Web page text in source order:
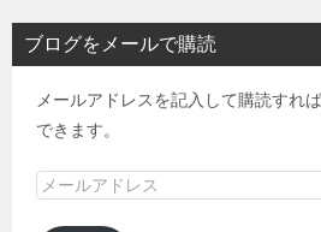
ブログをメールで購読
メールアドレスを記入して購読すれ
できます。
メ